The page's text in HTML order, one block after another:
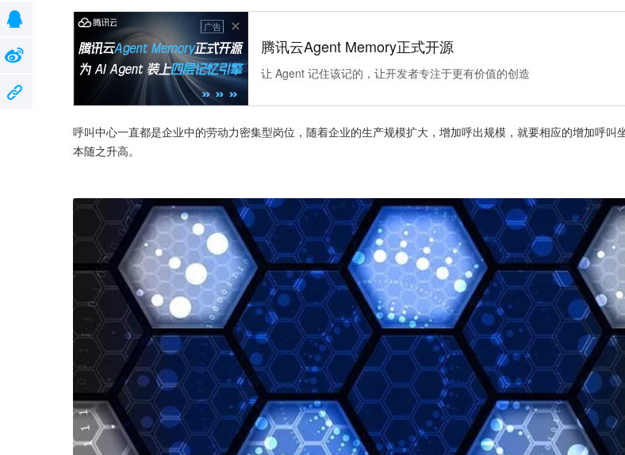
广告
腾讯云Agent Memory正式开源
让 Agent 记住该记的，让开发者专注于更有价值的创造
呼叫中心一直都是企业中的劳动力密集型岗位，随着企业的生产规模扩大，增加呼出规模，就要相应的增加呼叫
本随之升高。